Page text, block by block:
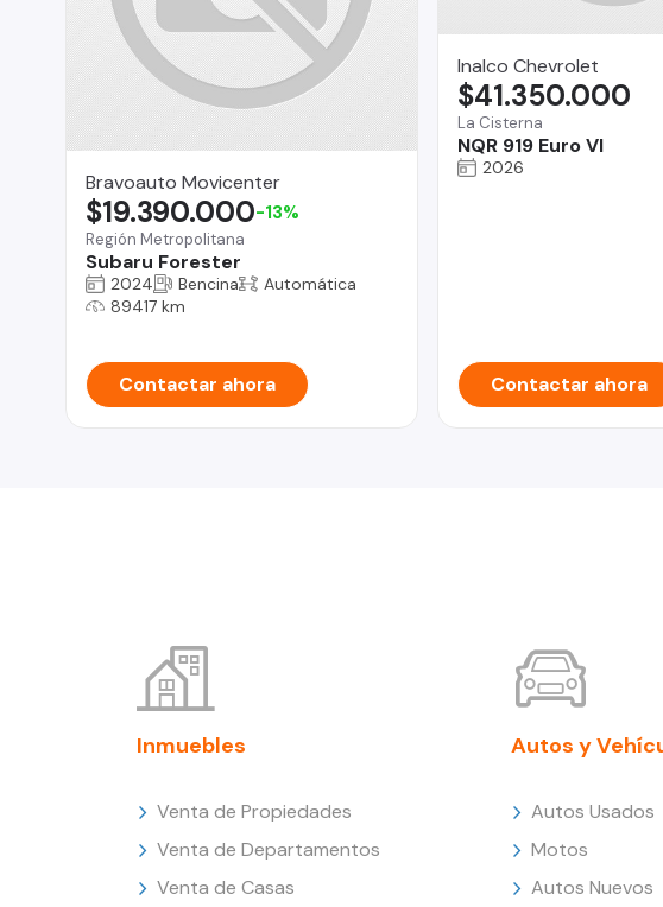
Bravoauto Movicenter
Región Metropolitana
Subaru Forester
$19.390.000-13%
2024 Bencina
Automática
89417 km
Contactar ahora
Inalco Chevrolet
La Cisterna
NQR 919 Euro VI
$41.350.000
2026
Contactar ahora
Inmuebles
Venta de Propiedades
Venta de Departamentos
Venta de Casas
Autos y
Autos Usados
Motos
Autos Nuevos